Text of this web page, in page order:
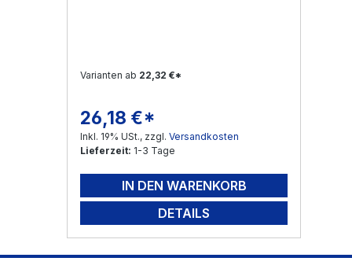
Varianten ab 22,32 €*
Regulärer Preis:
26,18 €*
Inkl. 19% USt., zzgl. Versandkosten
Lieferzeit: 1-3 Tage
IN DEN WARENKORB
DETAILS